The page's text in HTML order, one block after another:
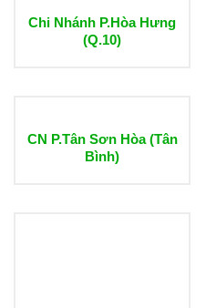
Chi Nhánh P.Hòa Hưng
(Q.10)
CN P.Tân Sơn Hòa (Tân
Bình)